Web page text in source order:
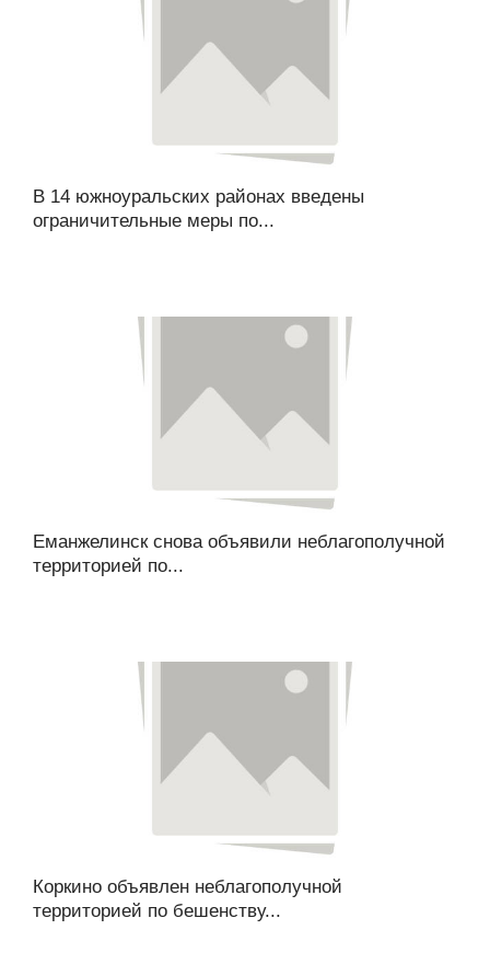
В 14 южноуральских районах введены
ограничительные меры по...
Еманжелинск снова объявили неблагополучной
территорией по...
Коркино объявлен неблагополучной
территорией по бешенству...